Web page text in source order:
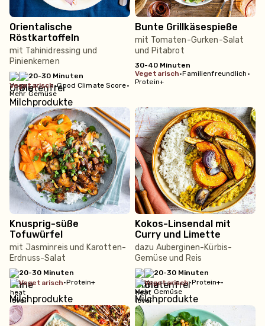
Orientalische
Röstkartoffeln
mit Tahinidressing und
Pinienkernen
20-30 Minuten
vegetarisch•Good Climate Score•
Mehr Gemüse
Bunte Grillkäsespieße
mit Tomaten-Gurken-Salat
und Pitabrot
30-40 Minuten
vegetarisch•Familienfreundlich •
Protein+
Knusprig-süße
Tofuwürfel
mit Jasminreis und Karotten-
Erdnuss-Salat
20-30 Minuten
vegetarisch•Protein+
Kokos-Linsendal mit
Curry und Limette
dazu Auberginen-Kürbis-
Gemüse und Reis
20-30 Minuten
vegetarisch•Protein+•
Mehr Gemüse